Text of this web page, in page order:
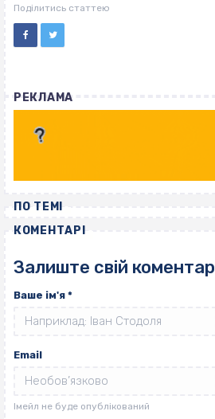
Поділитись статтею
РЕКЛАМА
ПО ТЕМІ
КОМЕНТАРІ
Залиште свій коментар
Ваше ім'я *
Email